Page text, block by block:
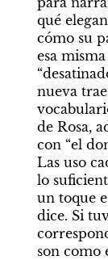
qué
cómo su
esa
nueva
de Rosa,
con “el
Las uso
lo
un toque
dice. Si
son como